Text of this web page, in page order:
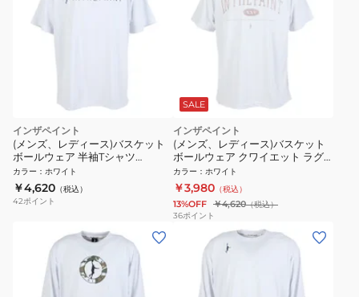
インザペイント
(メンズ、レディース)バスケット
ボールウェア 半袖Tシャツ
ITP25401WHT
カラー ： ホワイト
￥4,620 （税込）
42ポイント
SALE
インザペイント
(メンズ、レディース)バスケット
ボールウェア クワイエット ラグ
ジュアリー Tシャツ
ITP25412WHT
カラー ： ホワイト
￥3,980 （税込）
13%OFF ￥4,620（税込）
36ポイント